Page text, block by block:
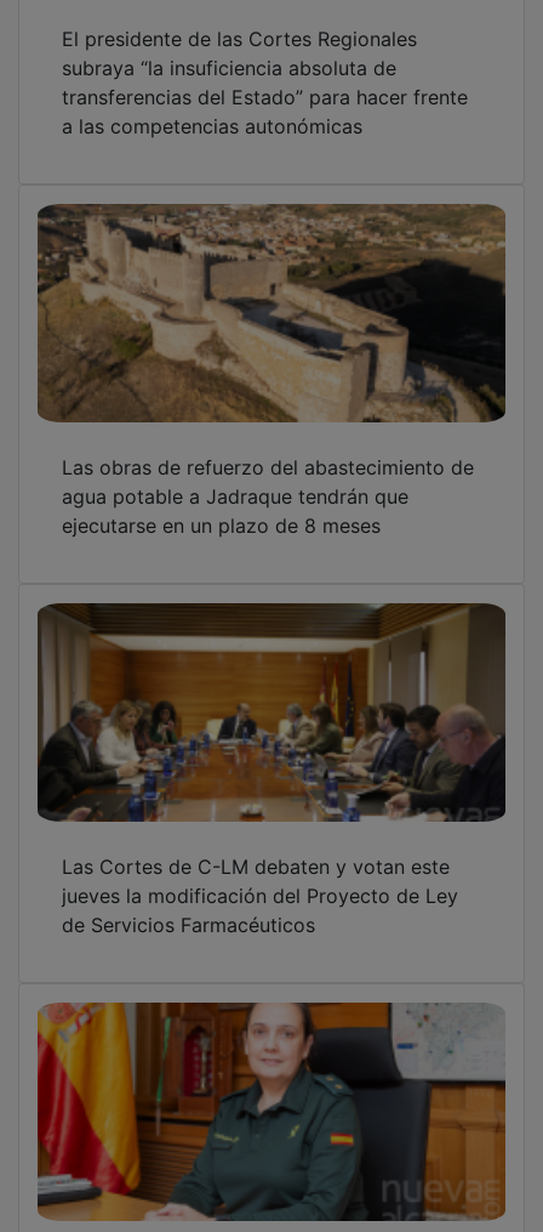
subraya “la insuficiencia absoluta de
transferencias del Estado” para hacer frente
a las competencias autonómicas
agua potable a Jadraque tendrán que
ejecutarse en un plazo de 8 meses
jueves la modificación del Proyecto de Ley
de Servicios Farmacéuticos